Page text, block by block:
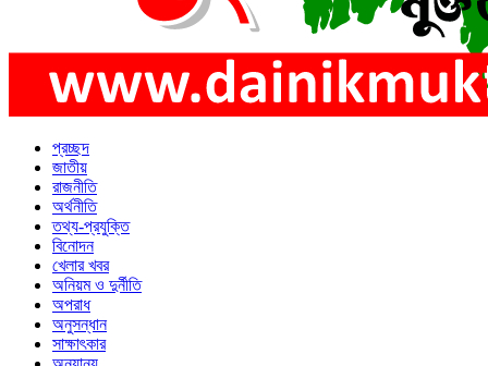
প্রচ্ছদ
জাতীয়
রাজনীতি
অর্থনীতি
তথ্য-প্রযুক্তি
বিনোদন
খেলার খবর
অনিয়ম ও দুর্নীতি
অপরাধ
অনুসন্ধান
সাক্ষাৎকার